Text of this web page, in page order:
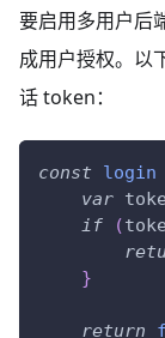
要启用多用户后
成用户授权。以
话 token：
const login
var
if
(
}
return